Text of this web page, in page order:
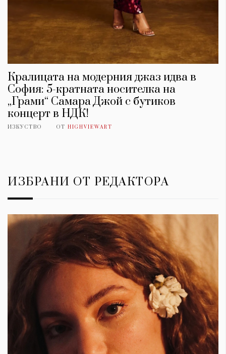
Кралицата на модерния джаз идва в
София: 5-кратната носителка на
„Грами“ Самара Джой с бутиков
концерт в НДК!
ИЗКУСТВО ОТ HIGHVIEWART
ИЗБРАНИ ОТ РЕДАКТОРА